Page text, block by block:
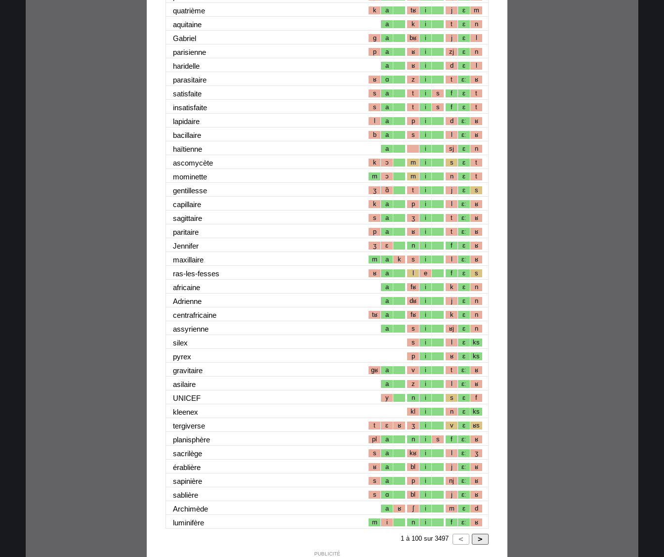
quatrième k a tʁ i j ɛ m
aquitaine a k i t ɛ n
Gabriel g a bʁ i j ɛ l
parisienne p a ʁ i zj ɛ n
haridelle a ʁ i d ɛ l
parasitaire ʁ ɑ z i t ɛː ʁ
satisfaite s a t i s f ɛ t
insatisfaite s a t i s f ɛ t
lapidaire l a p i d ɛː ʁ
bacillaire b a s i l ɛː ʁ
haïtienne a i sj ɛ n
ascomycète k ɔ m i s ɛ t
mominette m ɔ m i n ɛ t
gentillesse ʒ ɑ̃ t i j ɛ s
capillaire k a p i l ɛː ʁ
sagittaire s a ʒ i t ɛː ʁ
paritaire p a ʁ i t ɛː ʁ
Jennifer ʒ ɛ n i f ɛ ʁ
maxillaire m a k s i l ɛː ʁ
ras-les-fesses ʁ a l e f ɛ s
africaine a fʁ i k ɛ n
Adrienne a dʁ i j ɛ n
centrafricaine tʁ a fʁ i k ɛ n
assyrienne a s i ʁj ɛ n
silex s i l ɛ ks
pyrex p i ʁ ɛ ks
gravitaire gʁ a v i t ɛː ʁ
asilaire a z i l ɛː ʁ
UNICEF y n i s ɛ f
kleenex kl i n ɛ ks
tergiverse t ɛ ʁ ʒ i v ɛ ʁs
planisphère pl a n i s f ɛː ʁ
sacrilège s a kʁ i l ɛː ʒ
érablière ʁ a bl i j ɛː ʁ
sapinière s a p i nj ɛː ʁ
sablière s ɑ bl i j ɛː ʁ
Archimède a ʁ ʃ i m ɛ d
luminifère m i n i f ɛː ʁ
1 à 100 sur 3497
PUBLICITÉ